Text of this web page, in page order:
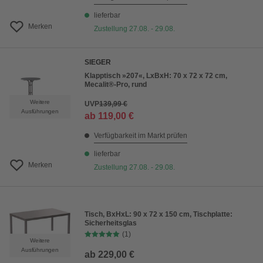
Merken
lieferbar
Zustellung 27.08. - 29.08.
Weitere
Ausführungen
Merken
SIEGER
Klapptisch »207«, LxBxH: 70 x 72 x 72 cm,
Mecalit®-Pro, rund
UVP139,99 €
ab 119,00 €
Verfügbarkeit im Markt prüfen
lieferbar
Zustellung 27.08. - 29.08.
Weitere
Ausführungen
Tisch, BxHxL: 90 x 72 x 150 cm, Tischplatte:
Sicherheitsglas
(1)
ab 229,00 €